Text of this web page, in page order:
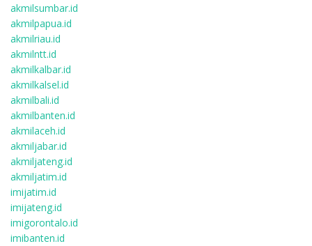
akmilsumbar.id
akmilpapua.id
akmilriau.id
akmilntt.id
akmilkalbar.id
akmilkalsel.id
akmilbali.id
akmilbanten.id
akmilaceh.id
akmiljabar.id
akmiljateng.id
akmiljatim.id
imijatim.id
imijateng.id
imigorontalo.id
imibanten.id